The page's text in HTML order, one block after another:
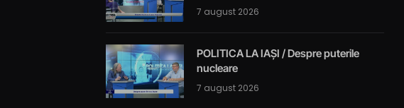
7 august 2026
POLITICA LA IAȘI / Despre puterile
nucleare
7 august 2026